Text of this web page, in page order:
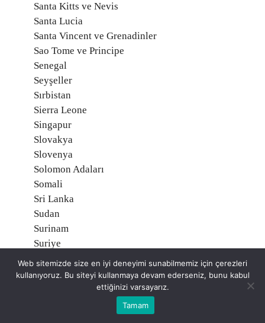
Santa Kitts ve Nevis
Santa Lucia
Santa Vincent ve Grenadinler
Sao Tome ve Principe
Senegal
Seyşeller
Sırbistan
Sierra Leone
Singapur
Slovakya
Slovenya
Solomon Adaları
Somali
Sri Lanka
Sudan
Surinam
Suriye
Suudi Arabistan
Svalbard, Norveç
Web sitemizde size en iyi deneyimi sunabilmemiz için çerezleri
kullanıyoruz. Bu siteyi kullanmaya devam ederseniz, bunu kabul
ettiğinizi varsayarız.
Tamam